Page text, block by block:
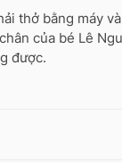
thở bằng máy
của bé Lê
được.